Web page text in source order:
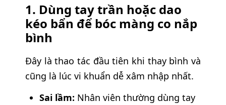
1. Dùng tay trần hoặc dao
kéo bẩn để bóc màng co nắp
bình
Đây là thao tác đầu tiên khi thay bình và
cũng là lúc vi khuẩn dễ xâm nhập nhất.
Sai lầm: Nhân viên thường dùng tay